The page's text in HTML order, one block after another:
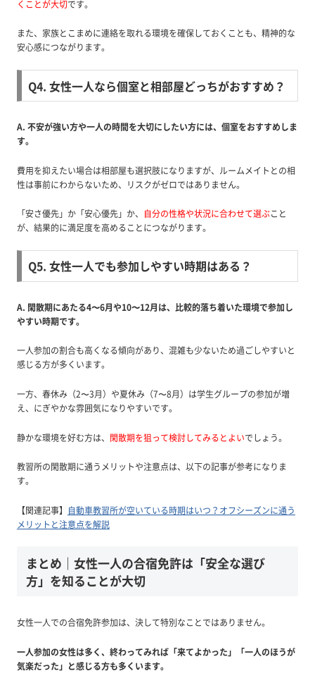
くことが大切です。
また、家族とこまめに連絡を取れる環境を確保しておくことも、精神的な
安心感につながります。
Q4. 女性一人なら個室と相部屋どっちがおすすめ？
A. 不安が強い方や一人の時間を大切にしたい方には、個室をおすすめしま
す。
費用を抑えたい場合は相部屋も選択肢になりますが、ルームメイトとの相
性は事前にわからないため、リスクがゼロではありません。
「安さ優先」か「安心優先」か、 自分の性格や状況に合わせて選ぶこと
が、結果的に満足度を高めることにつながります。
Q5. 女性一人でも参加しやすい時期はある？
A. 閑散期にあたる4〜6月や10〜12月は、比較的落ち着いた環境で参加し
やすい時期です。
一人参加の割合も高くなる傾向があり、混雑も少ないため過ごしやすいと
感じる方が多くいます。
一方、春休み（2〜3月）や夏休み（7〜8月）は学生グループの参加が増
え、にぎやかな雰囲気になりやすいです。
静かな環境を好む方は、 閑散期を狙って検討してみるとよいでしょう。
教習所の閑散期に通うメリットや注意点は、以下の記事が参考になりま
す。
【関連記事】 自動車教習所が空いている時期はいつ？オフシーズンに通う
メリットと注意点を解説
まとめ｜女性一人の合宿免許は「安全な選び
方」を知ることが大切
女性一人での合宿免許参加は、決して特別なことではありません。
一人参加の女性は多く、終わってみれば「来てよかった」「一人のほうが
気楽だった」と感じる方も多くいます。